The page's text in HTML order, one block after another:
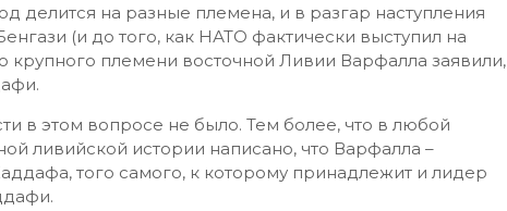
делится на разные племена, и в разгар наступления
(и до того, как НАТО фактически выступил на
племени восточной Ливии Варфалла заявили,
в этом вопросе не было. Тем более, что в любой
ливийской истории написано, что Варфалла –
того самого, к которому принадлежит и лидер